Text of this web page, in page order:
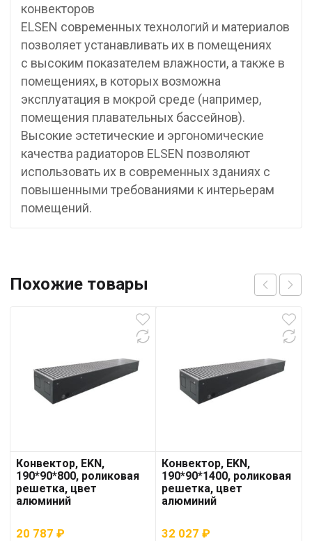
конвекторов
ELSEN современных технологий и материалов
позволяет устанавливать их в помещениях
с высоким показателем влажности, а также в
помещениях, в которых возможна
эксплуатация в мокрой среде (например,
помещения плавательных бассейнов).
Высокие эстетические и эргономические
качества радиаторов ELSEN позволяют
использовать их в современных зданиях с
повышенными требованиями к интерьерам
помещений.
Похожие товары
Конвектор, EKN,
190*90*800, роликовая
решетка, цвет
алюминий
20 787 ₽
Конвектор, EKN,
190*90*1400, роликовая
решетка, цвет
алюминий
32 027₽